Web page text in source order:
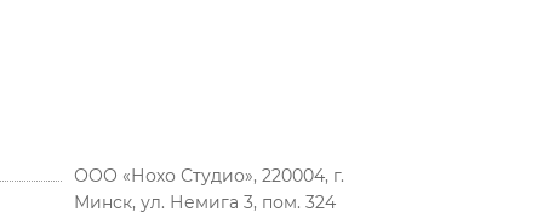
ООО «Нохо Студио», 220004, г.
Минск, ул. Немига 3, пом. 324